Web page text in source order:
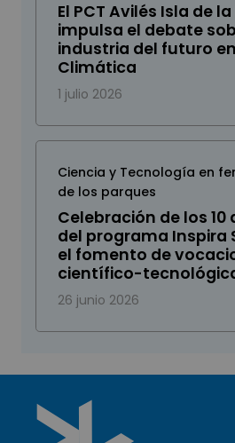
El PCT Avilés Isla de
impulsa el debate
industria del futuro
Climática
1 julio 2026
Ciencia y Tecnología en
de los parques
Celebración de los 10
del programa Inspira
el fomento de
científico-
26 junio 2026